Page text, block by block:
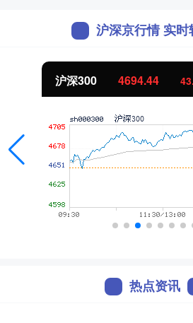
沪深京行情 实时
沪深300 4694.44
热点资讯